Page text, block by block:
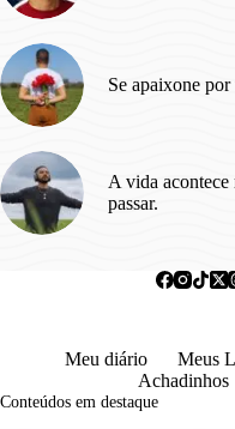
Se apaixone
A vida acontece
passar.
Meu diário Meus
Achadinhos
Conteúdos em destaque